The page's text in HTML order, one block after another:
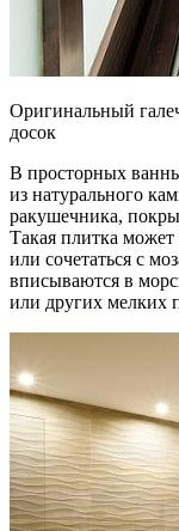
Оригинальный
досок
В просторных
из натурального
ракушечника,
Такая плитка может
или сочетаться с
вписываются в
или других мелких